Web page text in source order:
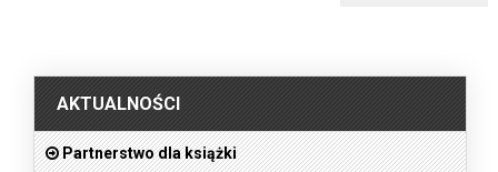
AKTUALNOŚCI
Partnerstwo dla książki